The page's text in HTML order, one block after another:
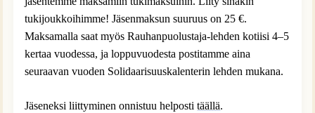
tukijoukkoihimme! Jäsenmaksun suuruus on 25 €.
Maksamalla saat myös Rauhanpuolustaja-lehden kotiisi 4–5
kertaa vuodessa, ja loppuvuodesta postitamme aina
seuraavan vuoden Solidaarisuuskalenterin lehden mukana.
Jäseneksi liittyminen onnistuu helpostitäällä.